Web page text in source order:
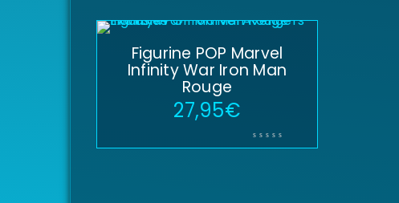
Figurine POP Marvel
Infinity War Iron Man
Rouge
27,95€